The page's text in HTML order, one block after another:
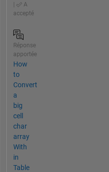
|
A
accepté
Réponse
apportée
How
to
Convert
a
big
cell
char
array
With
in
Table